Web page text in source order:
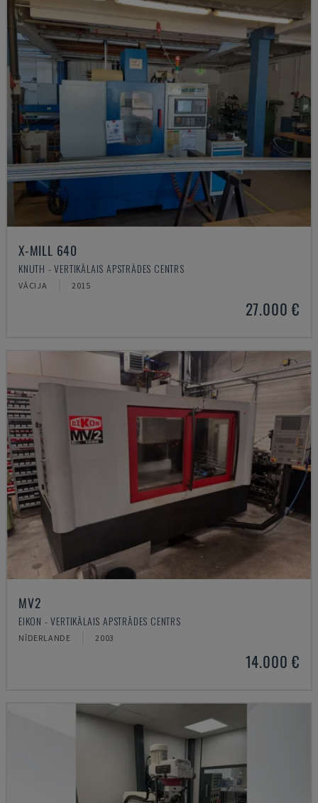
X-MILL 640
KNUTH - VERTIKĀLAIS APSTRĀDES CENTRS
VĀCIJA 2015
27.000 €
MV2
EIKON - VERTIKĀLAIS APSTRĀDES CENTRS
NĪDERLANDE 2003
14.000 €